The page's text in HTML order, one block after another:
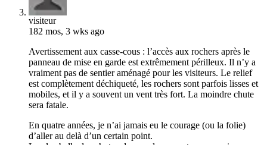
visiteur
182 mos, 3 wks ago
Avertissement aux casse-cous : l’accès aux rochers après le
panneau de mise en garde est extrêmement périlleux. Il n’y a
vraiment pas de sentier aménagé pour les visiteurs. Le relief
est complètement déchiqueté, les rochers sont parfois lisses et
mobiles, et il y a souvent un vent très fort. La moindre chute
sera fatale.
En quatre années, je n’ai jamais eu le courage (ou la folie)
d’aller au delà d’un certain point.